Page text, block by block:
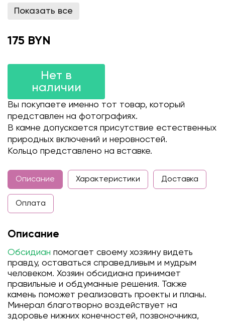
Показать все
175 BYN
Нет в
наличии
Вы покупаете именно тот товар, который
представлен на фотографиях.
В камне допускается присутствие естественных
природных включений и неровностей.
Кольцо представлено на вставке.
Описание Характеристики Доставка
Оплата
Описание
Обсидиан помогает своему хозяину видеть
правду, оставаться справедливым и мудрым
человеком. Хозяин обсидиана принимает
правильные и обдуманные решения. Также
камень поможет реализовать проекты и планы.
Минерал благотворно воздействует на
здоровье нижних конечностей, позвоночника,